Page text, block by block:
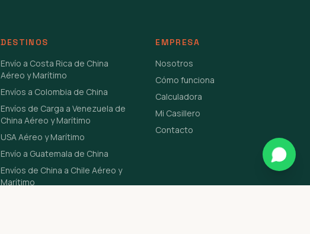
DESTINOS
Envío a Costa Rica de China
Aéreo y Marítimo
Envíos a Colombia de China
Envíos de Carga a Venezuela de
China Aéreo y Marítimo
USA Aéreo y Marítimo
Envío a Guatemala de China
Envíos de China a Chile Aéreo y
Marítimo
EMPRESA
Nosotros
Cómo funciona
Calculadora
Mi Casillero
Contacto